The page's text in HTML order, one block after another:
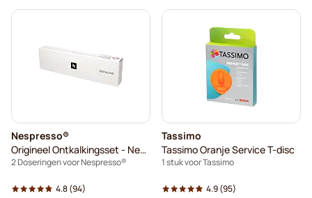
Nespresso®
Origineel Ontkalkingsset - Nespresso®
2 Doseringen voor Nespresso®
4.8(94)
Tassimo
Tassimo Oranje Service T-disc
1 stuk voor Tassimo
4.9(95)